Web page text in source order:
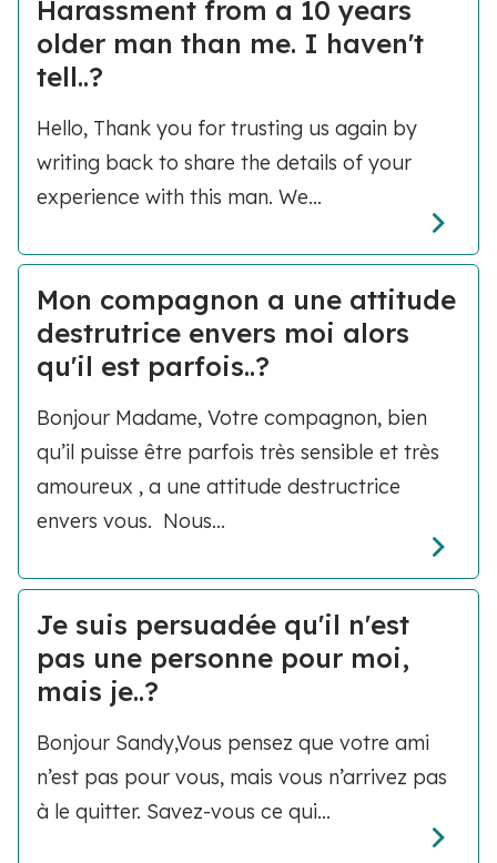
Harassment from a 10 years
older man than me. I haven't
tell..?
Hello, Thank you for trusting us again by
writing back to share the details of your
experience with this man. We...
Mon compagnon a une attitude
destrutrice envers moi alors
qu'il est parfois..?
Bonjour Madame, Votre compagnon, bien
qu’il puisse être parfois très sensible et très
amoureux , a une attitude destructrice
envers vous. Nous...
Je suis persuadée qu'il n'est
pas une personne pour moi,
mais je..?
Bonjour Sandy,Vous pensez que votre ami
n’est pas pour vous, mais vous n’arrivez pas
à le quitter. Savez-vous ce qui...